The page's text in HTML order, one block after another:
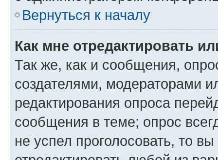
Вернуться к началу
Как мне отредактировать
Так же, как и сообщения,
создателями, модераторами
редактирования опроса
сообщения в теме; опрос
не успел проголосовать, то